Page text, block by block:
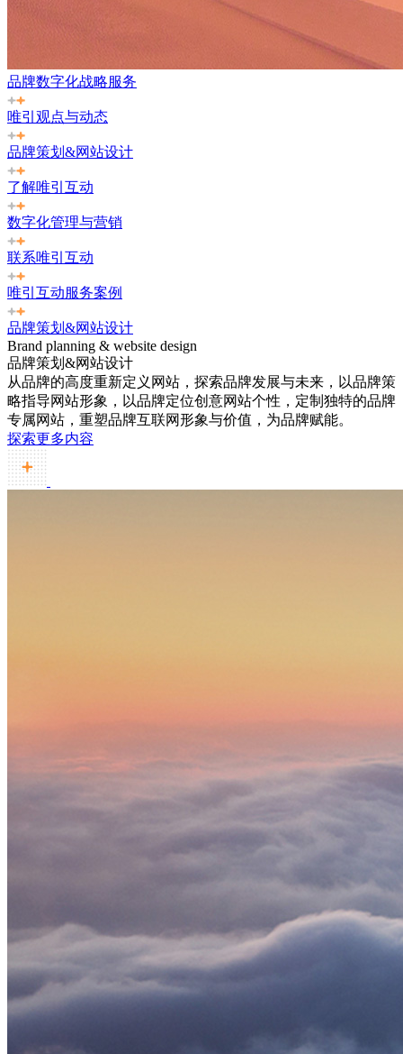
品牌数字化战略服务
唯引观点与动态
品牌策划&网站设计
了解唯引互动
数字化管理与营销
联系唯引互动
唯引互动服务案例
品牌策划&网站设计
Brand planning & website design
品牌策划&网站设计
从品牌的高度重新定义网站，探索品牌发展与未来，以品牌策
略指导网站形象，以品牌定位创意网站个性，定制独特的品牌
专属网站，重塑品牌互联网形象与价值，为品牌赋能。
探索更多内容